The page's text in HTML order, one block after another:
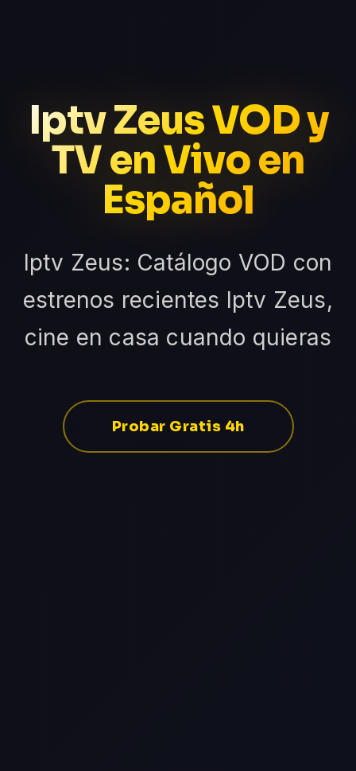
Iptv Zeus VOD y
TV en Vivo en
Español
Iptv Zeus: Catálogo VOD con
estrenos recientes Iptv Zeus,
cine en casa cuando quieras
Probar Gratis 4h